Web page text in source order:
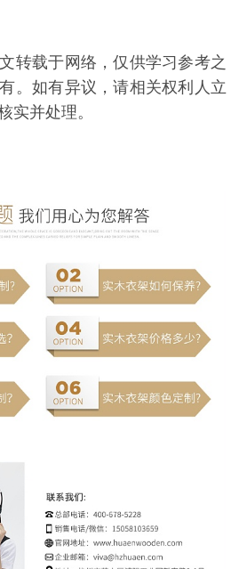
转载于网络，仅供学习参考之
。如有异议，请相关权利人立
实并处理。